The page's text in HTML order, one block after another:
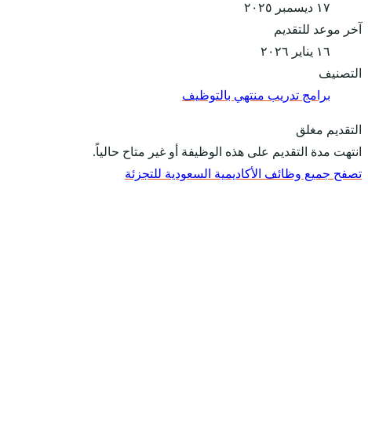
١٧ ديسمبر ٢٠٢٥
آخر موعد للتقديم
١٦ يناير ٢٠٢٦
التصنيف
برامج تدريب منتهي بالتوظيف
التقديم مغلق
انتهت مدة التقديم على هذه الوظيفة أو غير متاح حالياً.
تصفح جميع وظائف الأكاديمية السعودية للتجزئة